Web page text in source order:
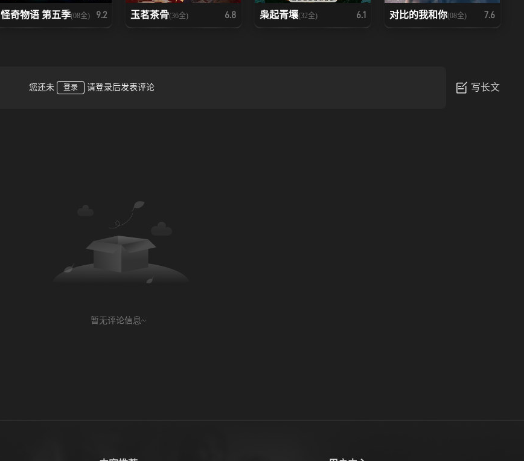
怪奇物语 第五季(08全) 9.2 玉茗茶骨(36全) 6.8 枭起青壤(32全) 6.1 对比的我和你(08全) 7.6
您还未 登录 请登录后发表评论 写长文
暂无评论信息~